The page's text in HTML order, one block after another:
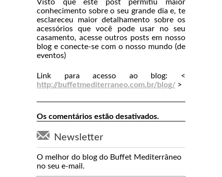
Visto que este post permitiu maior
conhecimento sobre o seu grande dia e, te
esclareceu maior detalhamento sobre os
acessórios que você pode usar no seu
casamento, acesse outros posts em nosso
blog e conecte-se com o nosso mundo (de
eventos)
Link para acesso ao blog: <
http://buffetmediterraneo.com.br/blog/ >
Os comentários estão desativados.
Newsletter
O melhor do blog do Buffet Mediterrâneo
no seu e-mail.